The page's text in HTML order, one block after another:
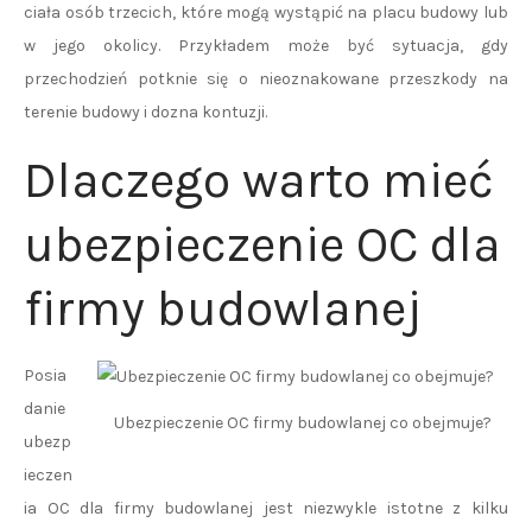
ciała osób trzecich, które mogą wystąpić na placu budowy lub
w jego okolicy. Przykładem może być sytuacja, gdy
przechodzień potknie się o nieoznakowane przeszkody na
terenie budowy i dozna kontuzji.
Dlaczego warto mieć
ubezpieczenie OC dla
firmy budowlanej
Ubezpieczenie OC firmy budowlanej co obejmuje?
Posia
danie
ubezp
ieczen
ia OC dla firmy budowlanej jest niezwykle istotne z kilku